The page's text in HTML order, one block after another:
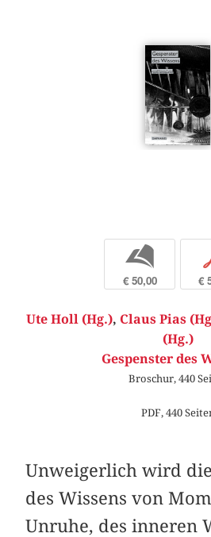
b
€ 50,00 €
Ute Holl (Hg.), Claus Pias
(Hg.)
Gespenster des
Broschur, 440
PDF, 440
Unweigerlich wird
des Wissens von
Unruhe, des inneren